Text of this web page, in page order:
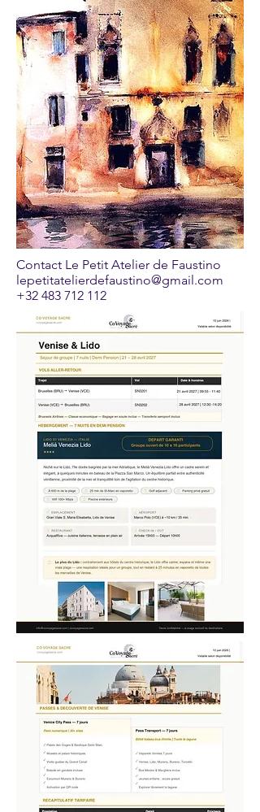
Contact Le Petit Atelier de Faustino
lepetitatelierdefaustino@gmail.com
+32 483 712 112